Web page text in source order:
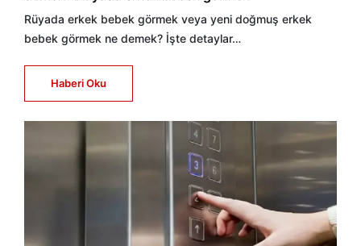
Rüyada erkek bebek görmek veya yeni doğmuş erkek
bebek görmek ne demek? İşte detaylar…
Haberi Oku